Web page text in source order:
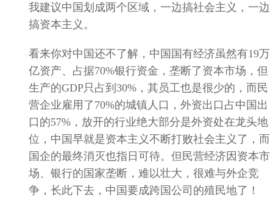
我建议中国划成两个区域，一边搞社会主义，一边
搞资本主义。
看来你对中国还不了解，中国国有经济虽然有19万
亿资产、占据70%银行资金，垄断了资本市场，但
生产的GDP只占到30%，其员工也是很少的，而民
营企业雇用了70%的城镇人口，外资出口占中国出
口的57%，放开的行业绝大部分是外资处在龙头地
位，中国早就是资本主义不断打败社会主义了，而
国企的最终消灭也指日可待。但民营经济因资本市
场、银行的国家垄断，难以壮大，很难与外企竞
争，长此下去，中国要成跨国公司的殖民地了！